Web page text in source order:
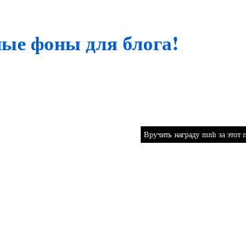
фоны для блога!